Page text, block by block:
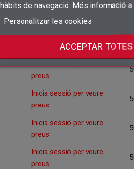
Crear
hàbits de navegació. Més informació a
Personalitzar les cookies
ACCEPTAR
Inicia sessió per veure
preus
Inicia sessió per veure
preus
Inicia sessió per veure
preus
Inicia sessió per veure
preus
Inicia sessió per veure
preus